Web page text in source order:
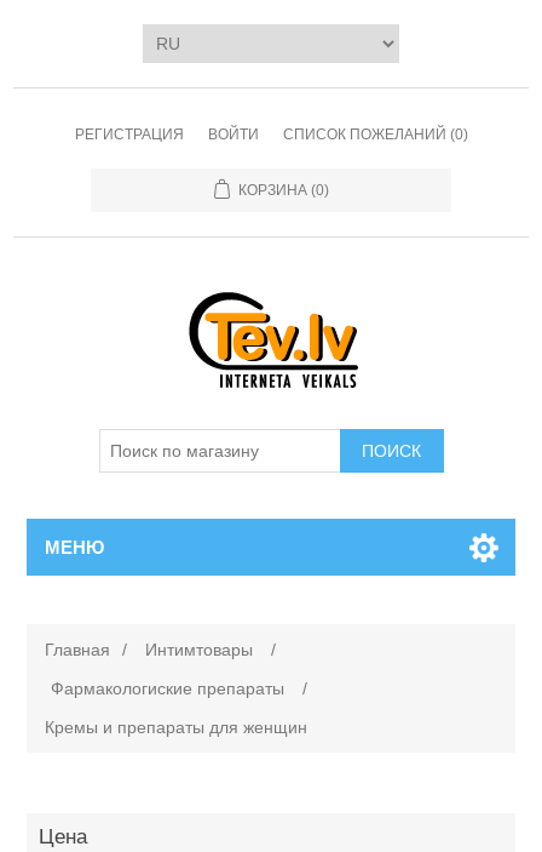
РЕГИСТРАЦИЯ ВОЙТИ СПИСОК ПОЖЕЛАНИЙ (0)
КОРЗИНА (0)
ПОИСК
МЕНЮ
Главная / Интимтовары
/
Фармакологиские препараты
/
Кремы и препараты для женщин
Цена